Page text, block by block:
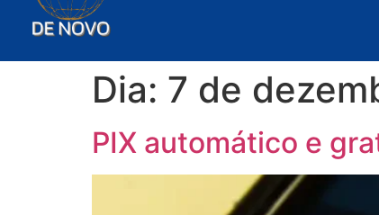
Dia: 7 de
PIX automático e